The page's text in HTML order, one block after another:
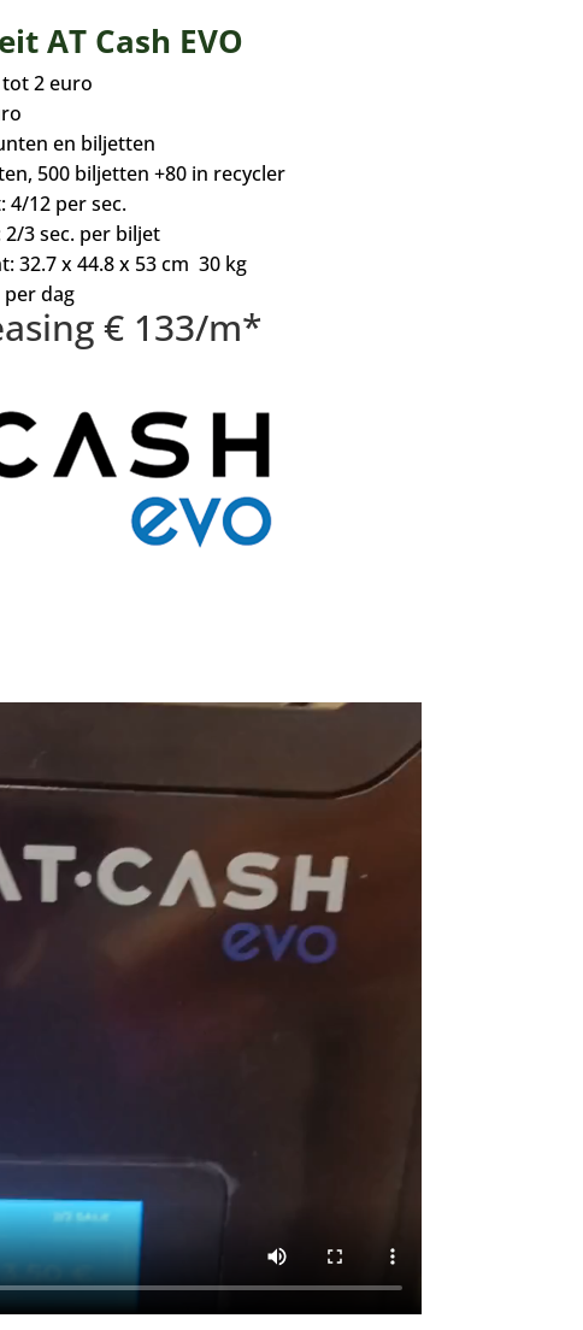
AT Cash EVO
2 euro
en biljetten
500 biljetten +80 in recycler
12 per sec.
3 sec. per biljet
32.7 x 44.8 x 53 cm 30 kg
dag
€ 133/m*